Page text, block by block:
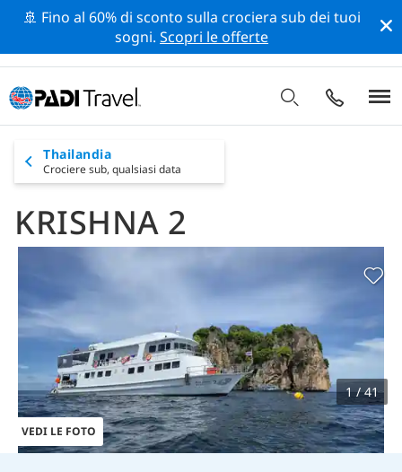
🚢 Fino al 60% di sconto sulla crociera sub dei tuoi
sogni.Scopri le offerte
Thailandia
Crociere sub, qualsiasi data
KRISHNA 2
VEDI LE FOTO
1 / 41